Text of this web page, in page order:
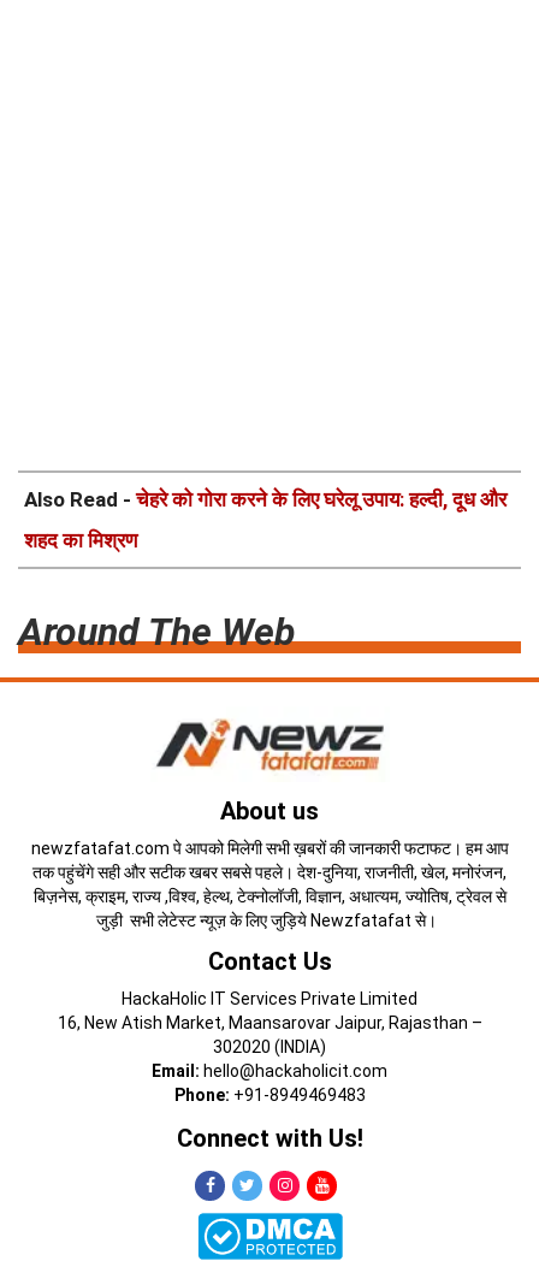
Also Read -चेहरे को गोरा करने के लिए घरेलू उपाय: हल्दी, दूध और
शहद का मिश्रण
Around The Web
About us
newzfatafat.com पे आपको मिलेगी सभी ख़बरों की जानकारी फटाफट। हम आप
तक पहुंचेंगे सही और सटीक खबर सबसे पहले। देश-दुनिया, राजनीती, खेल, मनोरंजन,
बिज़नेस, क्राइम, राज्य ,विश्व, हेल्थ, टेक्नोलॉजी, विज्ञान, अधात्यम, ज्योतिष, ट्रेवल से
जुड़ी सभी लेटेस्ट न्यूज़ के लिए जुड़िये Newzfatafat से।
Contact Us
HackaHolic IT Services Private Limited
16, New Atish Market, Maansarovar Jaipur, Rajasthan –
302020 (INDIA)
Email: hello@hackaholicit.com
Phone: +91-8949469483
Connect with Us!